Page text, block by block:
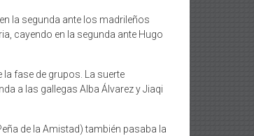
la segunda ante los madrileños
cayendo en la segunda ante Hugo
fase de grupos. La suerte
a las gallegas Alba Álvarez y Jiaqi
de la Amistad) también pasaba la